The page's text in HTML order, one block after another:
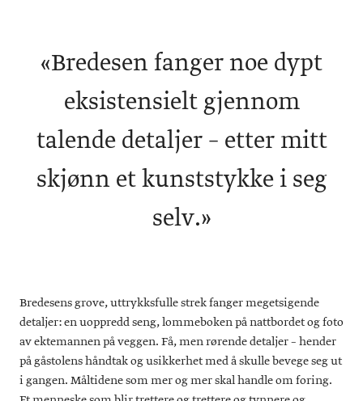
«Bredesen fanger noe dypt
eksistensielt gjennom
talende detaljer – etter mitt
skjønn et kunststykke i seg
selv.»
Bredesens grove, uttrykksfulle strek fanger megetsigende
detaljer: en uoppredd seng, lommeboken på nattbordet og foto
av ektemannen på veggen. Få, men rørende detaljer – hender
på gåstolens håndtak og usikkerhet med å skulle bevege seg ut
i gangen. Måltidene som mer og mer skal handle om foring.